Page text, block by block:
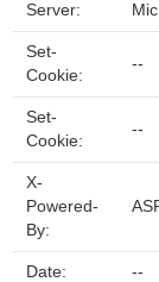
Server:
Set-
Cookie:
--
Set-
Cookie:
--
X-
Powered-
By:
Date: --